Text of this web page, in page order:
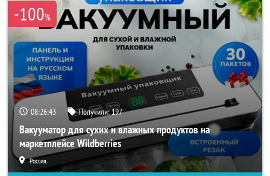
-100%
08:26:40 Получили:197
Вакууматор для сухих и влажных продуктов на
маркетплейсе Wildberries
Россия